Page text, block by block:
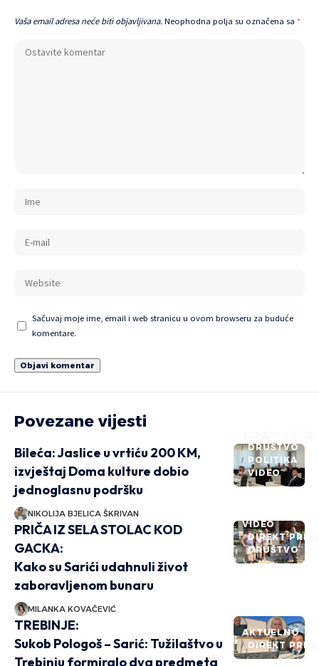
Vaša email adresa neće biti objavljivana. Neophodna polja su označena sa *
Sačuvaj moje ime, email i web stranicu u ovom browseru za buduće
komentare.
Povezane vijesti
DRUŠTVO
POLITIKA
VIDEO
Bileća: Jaslice u vrtiću 200 KM,
izvještaj Doma kulture dobio
jednoglasnu podršku
NIKOLIJA BJELICA ŠKRIVAN
VIDEO
DIREKT PRIČE
DRUŠTVO
PRIČA IZ SELA STOLAC KOD
GACKA:
Kako su Sarići udahnuli život
zaboravljenom bunaru
MILANKA KOVAČEVIĆ
AKTUELNO
DIREKT PRIČE
TREBINJE:
Sukob Pologoš – Sarić: Tužilaštvo u
Trebinju formiralo dva predmeta